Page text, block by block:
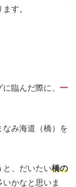
す。
臨んだ際に、 一
なみ海道（橋）を
と、だいたい橋の
かなと思いま